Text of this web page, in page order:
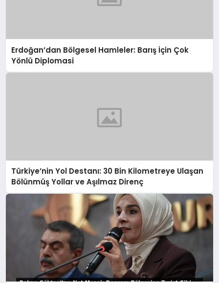
Erdoğan’dan Bölgesel Hamleler: Barış İçin Çok
Yönlü Diplomasi
Türkiye’nin Yol Destanı: 30 Bin Kilometreye Ulaşan
Bölünmüş Yollar ve Aşılmaz Direnç